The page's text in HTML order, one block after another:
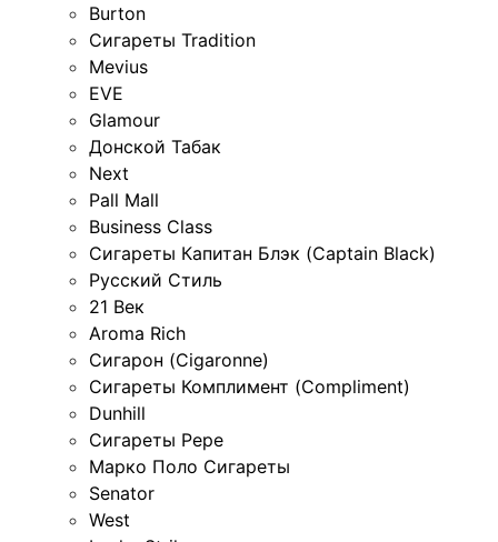
Burton
Сигареты Tradition
Mevius
EVE
Glamour
Донской Табак
Next
Pall Mall
Business Class
Сигареты Капитан Блэк (Captain Black)
Русский Стиль
21 Век
Aroma Rich
Сигарон (Cigaronne)
Сигареты Комплимент (Compliment)
Dunhill
Сигареты Pepe
Марко Поло Сигареты
Senator
West